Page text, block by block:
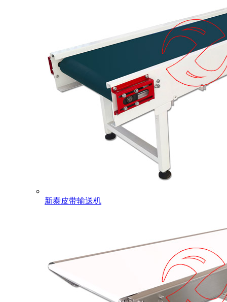
新泰皮带输送机